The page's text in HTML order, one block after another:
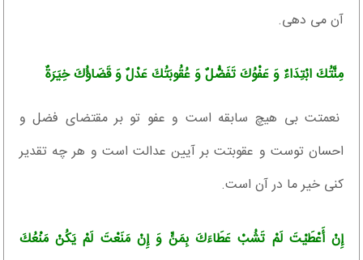
آن مى‏ دهى.
مِنَّتُكَ ابْتِدَاءٌ وَ عَفْوُكَ تَفَضُّلٌ وَ عُقُوبَتُكَ عَدْلٌ وَ قَضَاؤُكَ خِيَرَةٌ
نعمتت بى‏ هيچ سابقه است و عفو تو بر مقتضاى فضل و
احسان توست و عقوبتت بر آيين عدالت است و هر چه تقدير
كنى خير ما در آن است.
إِنْ أَعْطَيْتَ لَمْ تَشُبْ عَطَاءَكَ بِمَنٍّ وَ إِنْ مَنَعْتَ لَمْ يَكُنْ مَنْعُكَ